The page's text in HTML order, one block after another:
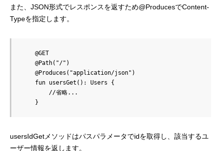
また、JSON形式でレスポンスを返すため@ProducesでContent-
Typeを指定します。
    @GET
    @Path("/")
    @Produces("application/json")
    fun usersGet(): Users {
        //省略...
usersIdGetメソッドはパスパラメータでidを取得し、該当するユ
ーザー情報を返します。